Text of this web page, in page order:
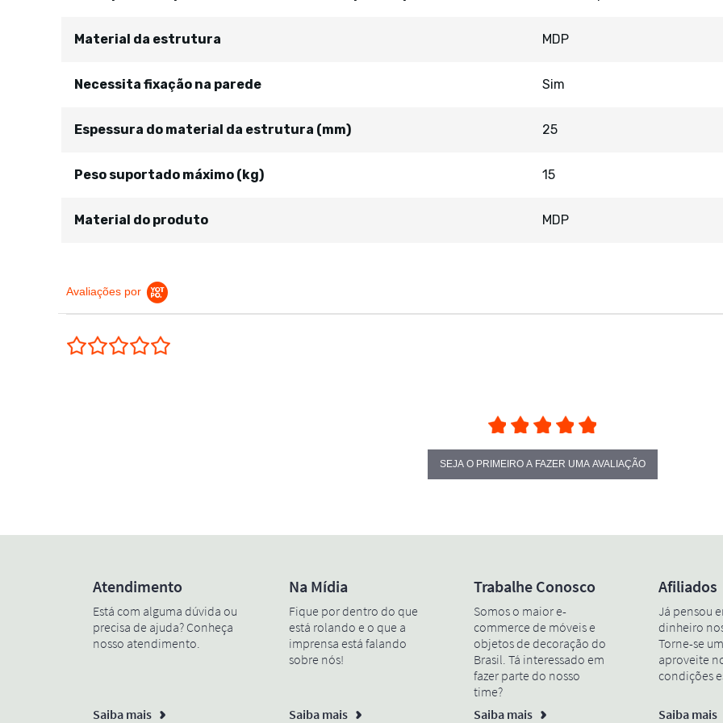
Material da estrutura MDP
Necessita fixação na parede Sim
Espessura do material da estrutura (mm) 25
Peso suportado máximo (kg) 15
Material do produto MDP
Avaliações por
SEJA O PRIMEIRO A FAZER UMA AVALIAÇÃO